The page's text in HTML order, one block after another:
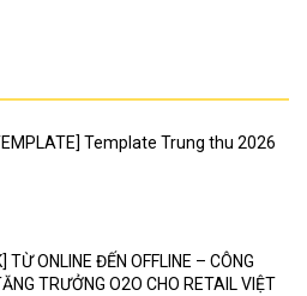
Template Trung thu 2026
TỪ ONLINE ĐẾN OFFLINE – CÔNG
TRƯỞNG O2O CHO RETAIL VIỆT